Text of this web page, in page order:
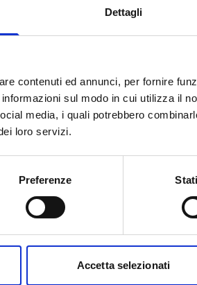
Dettagli
contenuti ed annunci, per fornire
sul modo in cui utilizza il
media, i quali potrebbero
loro servizi.
Preferenze
Accetta selezionati
della presentazione
altro Ente.
associati per tutte le
(artt. 8 e 13, L.R.
con operatori presenti
data di presentazione
3 operatori presenti a
domanda. Nel
alla data di
presso altro
anni, per tutte le funzioni
della domanda.
(esempio: accordi di
È necessario che la